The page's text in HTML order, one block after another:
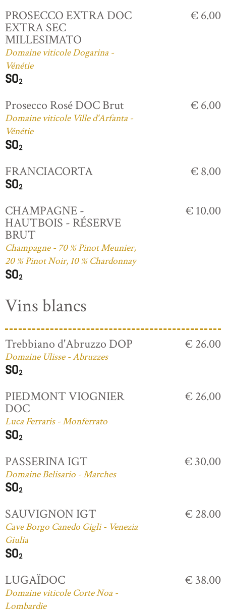
PROSECCO EXTRA DOC
EXTRA SEC
MILLESIMATO
Domaine viticole Dogarina -
Vénétie
€ 6.00
Prosecco Rosé DOC Brut
Domaine viticole Ville d'Arfanta -
Vénétie
€ 6.00
FRANCIACORTA € 8.00
CHAMPAGNE -
HAUTBOIS - RÉSERVE
BRUT
Champagne - 70 % Pinot Meunier,
20 % Pinot Noir, 10 % Chardonnay
€ 10.00
Vins blancs
Trebbiano d'Abruzzo DOP
Domaine Ulisse - Abruzzes
€ 26.00
PIEDMONT VIOGNIER
DOC
Luca Ferraris - Monferrato
€ 26.00
PASSERINA IGT
Domaine Belisario - Marches
€ 30.00
SAUVIGNON IGT
Cave Borgo Canedo Gigli - Venezia
Giulia
€ 28.00
LUGAÏDOC
Domaine viticole Corte Noa -
Lombardie
€ 38.00